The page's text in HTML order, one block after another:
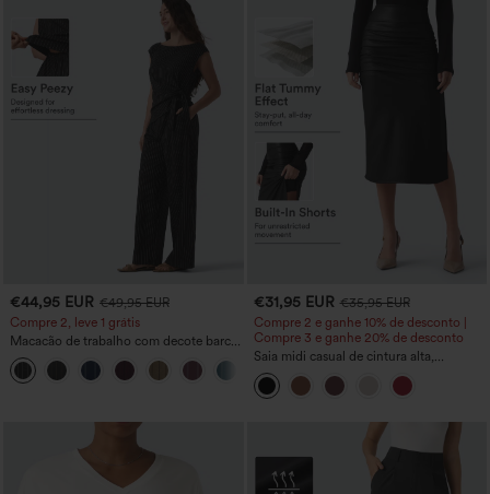
€44,95 EUR €49,95 EUR
Compre 2, leve 1 grátis
Macacão de trabalho com decote barco,
sem mangas, amarração lateral, toque
refrescante Cool-Touch, listrado e com
bolsos – Edição Easy Peezy
€31,95 EUR €35,95 EUR
Compre 2 e ganhe 10% de desconto |
Compre 3 e ganhe 20% de desconto
Saia midi casual de cintura alta,
modeladora para a barriga, franzida,
com barra curva, 2 em 1 fleece/PU